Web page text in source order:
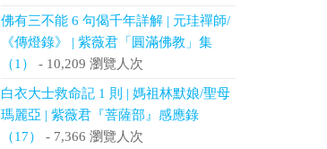
佛有三不能 6 句偈千年詳解 | 元珪禪師/
《傳燈錄》 | 紫薇君「圓滿佛教」集
（1）
- 10,209 瀏覽人次
白衣大士救命記 1 則 | 媽祖林默娘/聖母
瑪麗亞 | 紫薇君『菩薩部』感應錄
（17）
- 7,366 瀏覽人次